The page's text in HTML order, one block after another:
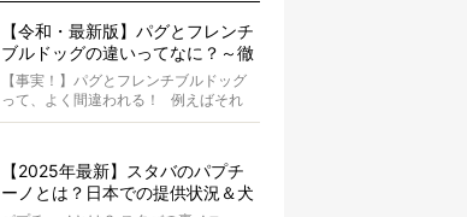
【令和・最新版】パグとフレンチ
ブルドッグの違いってなに？～徹
底解説～
【事実！】パグとフレンチブルドッグ
って、よく間違われる！ 例えばそれ
は、愛ブヒとのお散歩中。 &...
【2025年最新】スタバのパプチ
ーノとは？日本での提供状況＆犬